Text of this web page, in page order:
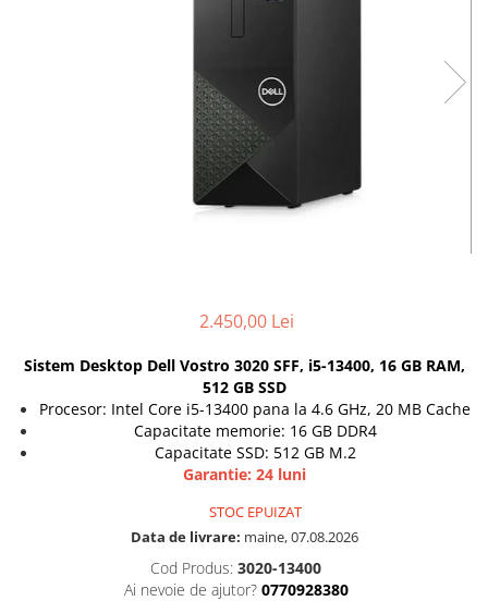
Standuri și Coolere Laptop
Componente Renew/Refurbished
Placi de baza REFURBISHED
Calculatoare All-in-One NOI
Calculatoare All-in-One RENEW
Componente All-in-One
2.450,00 Lei
Sistem Desktop Dell Vostro 3020 SFF, i5-13400, 16 GB RAM,
512 GB SSD
Procesor: Intel Core i5-13400 pana la 4.6 GHz, 20 MB Cache
Capacitate memorie: 16 GB DDR4
Capacitate SSD: 512 GB M.2
Garantie: 24 luni
STOC EPUIZAT
Data de livrare: maine, 07.08.2026
Cod Produs: 3020-13400
Ai nevoie de ajutor? 0770928380